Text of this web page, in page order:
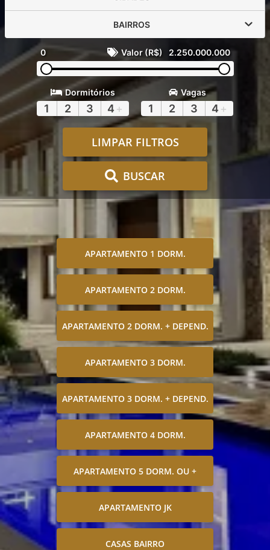
BAIRROS
0 Valor (R$) 2.250.000.000
Dormitórios
1 2 3 4 +
Vagas
1 2 3 4 +
LIMPAR FILTROS
BUSCAR
APARTAMENTO 1 DORM.
APARTAMENTO 2 DORM.
APARTAMENTO 2 DORM. + DEPEND.
APARTAMENTO 3 DORM.
APARTAMENTO 3 DORM. + DEPEND.
APARTAMENTO 4 DORM.
APARTAMENTO 5 DORM. OU +
APARTAMENTO JK
CASAS BAIRRO